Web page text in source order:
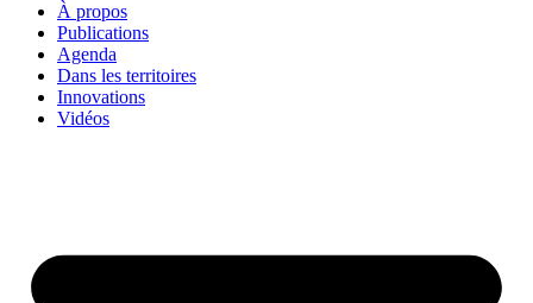
À propos
Publications
Agenda
Dans les territoires
Innovations
Vidéos